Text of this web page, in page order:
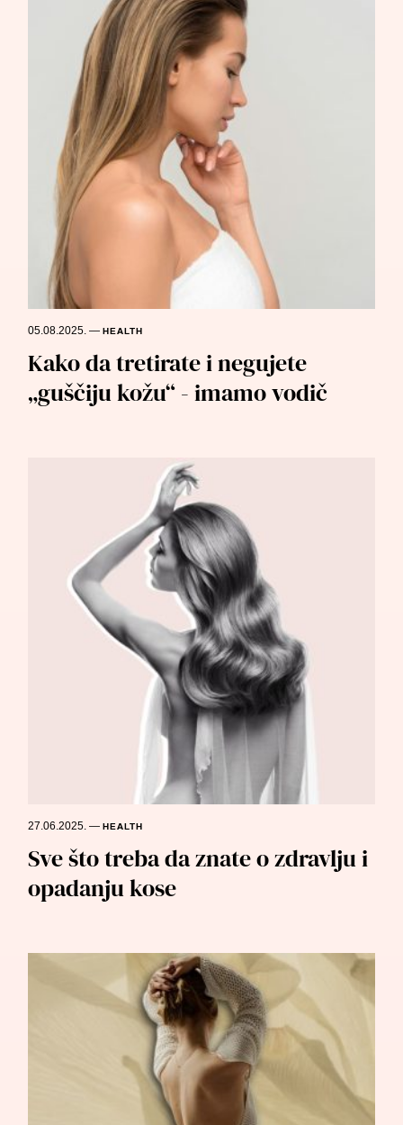
05.08.2025.—HEALTH
Kako da tretirate i negujete
„guščiju kožu“ - imamo vodič
27.06.2025.—HEALTH
Sve što treba da znate o zdravlju i
opadanju kose